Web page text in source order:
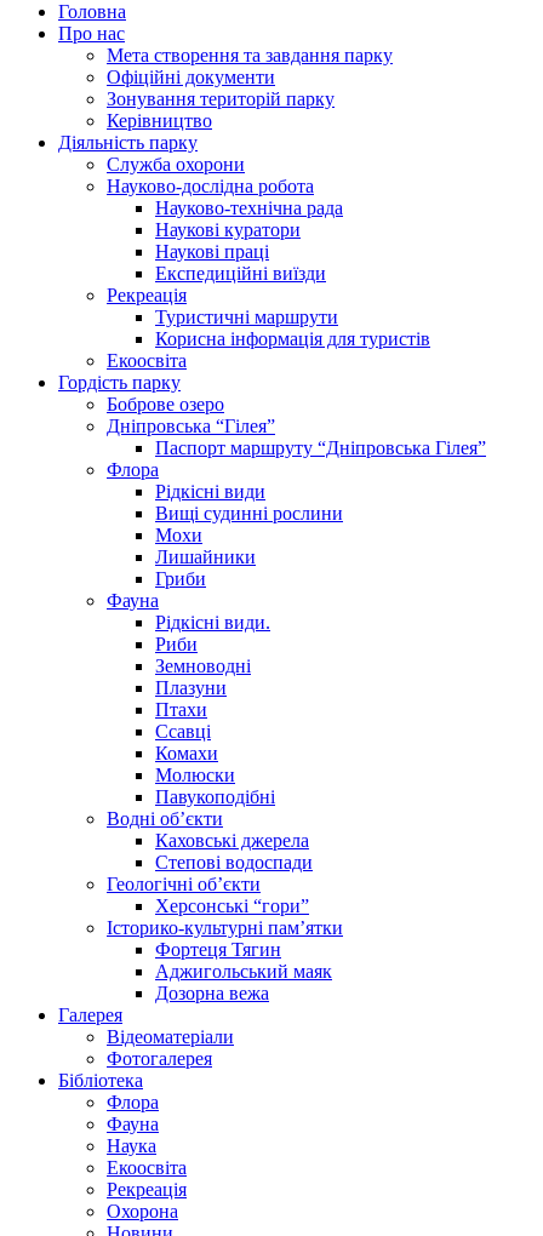
Головна
Про нас
Мета створення та завдання парку
Офіційні документи
Зонування територій парку
Керівництво
Діяльність парку
Служба охорони
Науково-дослідна робота
Науково-технічна рада
Наукові куратори
Наукові праці
Експедиційні виїзди
Рекреація
Туристичні маршрути
Корисна інформація для туристів
Екоосвіта
Гордість парку
Боброве озеро
Дніпровська “Гілея”
Паспорт маршруту “Дніпровська Гілея”
Флора
Рідкісні види
Вищі судинні рослини
Мохи
Лишайники
Гриби
Фауна
Рідкісні види.
Риби
Земноводні
Плазуни
Птахи
Ссавці
Комахи
Молюски
Павукоподібні
Водні об’єкти
Каховські джерела
Степові водоспади
Геологічні об’єкти
Херсонські “гори”
Історико-культурні пам’ятки
Фортеця Тягин
Аджигольський маяк
Дозорна вежа
Галерея
Відеоматеріали
Фотогалерея
Бібліотека
Флора
Фауна
Наука
Екоосвіта
Рекреація
Охорона